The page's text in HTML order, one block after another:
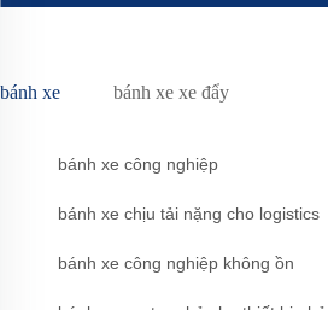
bánh xe bánh xe xe đẩy
bánh xe công nghiệp
bánh xe chịu tải nặng cho logistics
bánh xe công nghiệp không ồn